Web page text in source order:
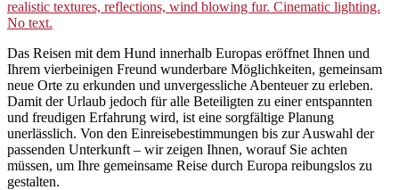
Das Reisen mit dem Hund innerhalb Europas eröffnet Ihnen und
Ihrem vierbeinigen Freund wunderbare Möglichkeiten, gemeinsam
neue Orte zu erkunden und unvergessliche Abenteuer zu erleben.
Damit der Urlaub jedoch für alle Beteiligten zu einer entspannten
und freudigen Erfahrung wird, ist eine sorgfältige Planung
unerlässlich. Von den Einreisebestimmungen bis zur Auswahl der
passenden Unterkunft – wir zeigen Ihnen, worauf Sie achten
müssen, um Ihre gemeinsame Reise durch Europa reibungslos zu
gestalten.